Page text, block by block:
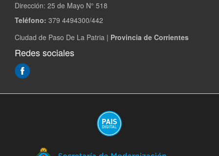
Dirección: 25 de Mayo N° 518
Teléfono: 379 4494300/442
Ciudad de Paso De La Patria | Provincia de Corrientes
Redes sociales